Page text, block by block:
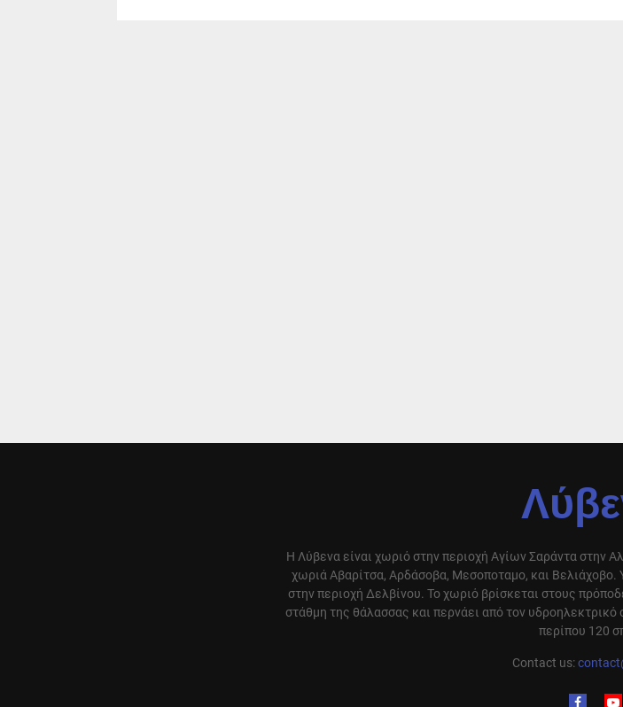
Η Λύβενα είναι χωριό στην περιοχή Αγίων Σαράντα στην
χωριά Αβαρίτσα, Αρδάσοβα, Μεσοποταμο, και Βελιάχοβο.
στην περιοχή Δελβίνου. Το χωριό βρίσκεται στους
στάθμη της θάλασσας και περνάει από τον
περίπου 120
Contact us: